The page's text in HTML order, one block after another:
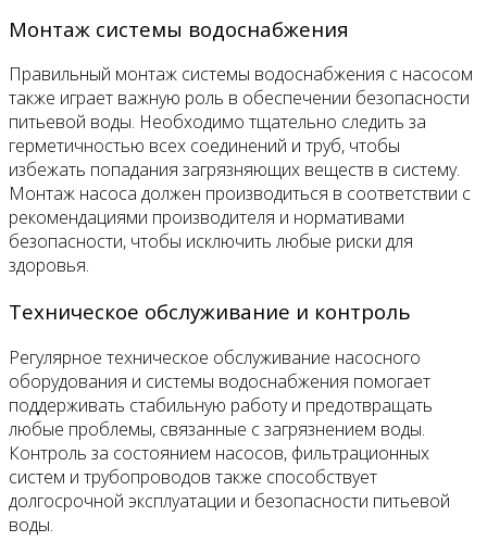
Монтаж системы водоснабжения
Правильный монтаж системы водоснабжения с насосом
также играет важную роль в обеспечении безопасности
питьевой воды. Необходимо тщательно следить за
герметичностью всех соединений и труб, чтобы
избежать попадания загрязняющих веществ в систему.
Монтаж насоса должен производиться в соответствии с
рекомендациями производителя и нормативами
безопасности, чтобы исключить любые риски для
здоровья.
Техническое обслуживание и контроль
Регулярное техническое обслуживание насосного
оборудования и системы водоснабжения помогает
поддерживать стабильную работу и предотвращать
любые проблемы, связанные с загрязнением воды.
Контроль за состоянием насосов, фильтрационных
систем и трубопроводов также способствует
долгосрочной эксплуатации и безопасности питьевой
воды.